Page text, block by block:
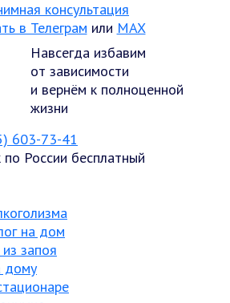
консультация
в Телеграм или MAX
Навсегда избавим
от зависимости
и вернём к полноценной
жизни
603-73-41
по России бесплатный
на дом
запоя
дому